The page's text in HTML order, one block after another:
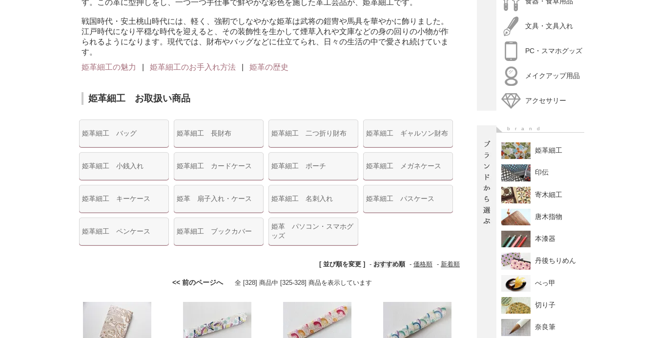
す。この革に型押しをし、一つ一つ手仕事で鮮やかな彩色を施した革工芸品が、姫革細工です。
戦国時代・安土桃山時代には、軽く、強靭でしなやかな姫革は武将の鎧冑や馬具を華やかに飾りました。
江戸時代になり平穏な時代を迎えると、その装飾性を生かして煙草入れや文庫などの身の回りの小物が作
られるようになります。現代では、財布やバッグなどに仕立てられ、日々の生活の中で愛され続けていま
す。
姫革細工の魅力
姫革細工のお手入れ方法 姫革の歴史
姫革細工 お取扱い商品
姫革細工 バッグ 姫革細工 長財布 姫革細工 二つ折り財布 姫革細工 ギャルソン財布
姫革細工 小銭入れ 姫革細工 カードケース 姫革細工 ポーチ 姫革細工 メガネケース
姫革細工 キーケース 姫革 扇子入れ・ケース 姫革細工 名刺入れ 姫革細工 パスケース
姫革細工 ペンケース 姫革細工 ブックカバー
姫革 パソコン・スマホグ
ッズ
[ 並び順を変更 ] - おすすめ順 - 価格順 - 新着順
<< 前のページへ 全 [328] 商品中 [325-328] 商品を表示しています
文具・文具入れ
PC・スマホグッズ
メイクアップ用品
アクセサリー
brand
姫革細工
印伝
寄木細工
唐木指物
本漆器
丹後ちりめん
べっ甲
切り子
奈良筆